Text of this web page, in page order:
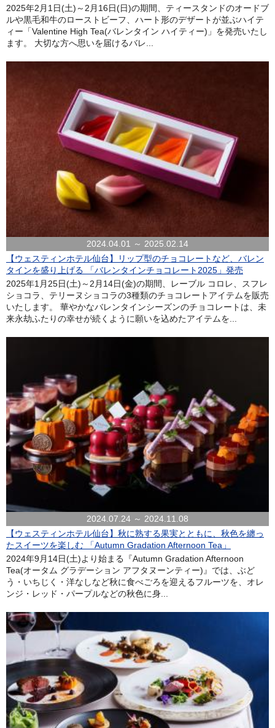
2025年2月1日(土)～2月16日(日)の期間、ティースタンドのオードブ
ルや黒毛和牛のローストビーフ、ハート形のデザートが並ぶハイテ
ィー「Valentine High Tea(バレンタイン ハイティー)」を発売いたし
ます。 大切な方へ思いを届けるバレ...
2024.04.01 ～ 2025.02.14
【ウェスティンホテル仙台】リップ型のチョコレートなど、バレン
タインを盛り上げる 「バレンタインチョコレート2025」発売
2025年1月25日(土)～2月14日(金)の期間、レーブル コロレ、スフレ
ショコラ、テリーヌショコラの3種類のチョコレートアイテムを販売
いたします。 華やかなバレンタインシーズンのチョコレートは、未
来永劫ふたりの幸せが続くように願いを込めたアイテムを...
2024.07.24 ～ 2024.11.08
【ウェスティンホテル仙台】秋に熟する果実とともに、秋色を纏っ
たスイーツを楽しむ 「Autumn Gradation Afternoon Tea」
2024年9月14日(土)より始まる『Autumn Gradation Afternoon
Tea(オータム グラデーション アフタヌーンティー)』では、ぶど
う・いちじく・洋なしなど秋に食べごろを迎えるフルーツを、オレ
ンジ・レッド・パープルなどの秋色に身...